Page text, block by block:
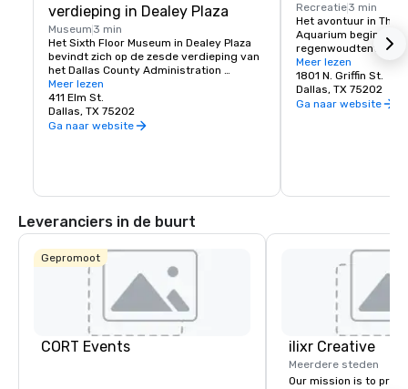
verdieping in Dealey Plaza
Museum 3 min
Het Sixth Floor Museum in Dealey Plaza
bevindt zich op de zesde verdieping van
het Dallas County Administration
Building. Het museum onderzoekt het
leven, de tijd, de dood en de
nalatenschap van president John F.
Kennedy
Meer lezen
411 Elm St.
Dallas, TX 75202
Ga naar website
Recreatie3 min
Het avontuur in The
Aquarium begint op
exotische vogels,
Rock en vele
Rondom loungen
drietenige luiaards.
Meer lezen
1801 N. Griffin St.
Dallas, TX 75202
Ga naar website
Leveranciers in de buurt
Gepromoot
CORT Events ilixr Creative
Meerdere steden
Our mission is to